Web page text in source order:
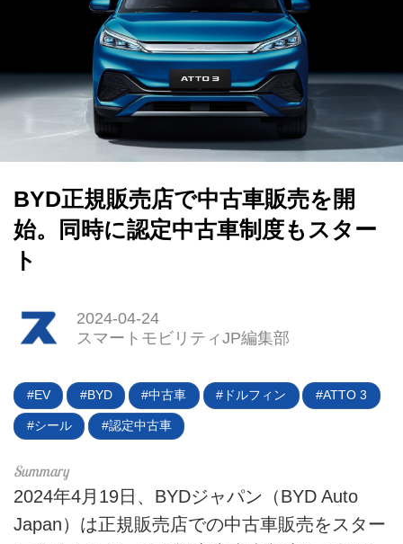
EV
電動キックボード
テクノロジー
このメディアについて
BYD正規販売店で中古車販売を開
始。同時に認定中古車制度もスター
ト
2024-04-24
スマートモビリティJP編集部
EV BYD 中古車 ドルフィン ATTO 3
シール 認定中古車
2024年4月19日、BYDジャパン（BYD Auto
Japan）は正規販売店での中古車販売をスター